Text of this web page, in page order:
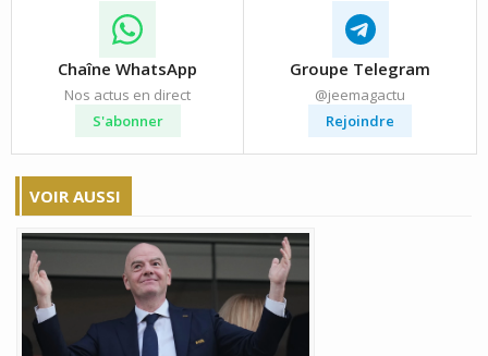
Chaîne WhatsApp
Nos actus en direct
S'abonner
Groupe Telegram
@jeemagactu
Rejoindre
VOIR AUSSI